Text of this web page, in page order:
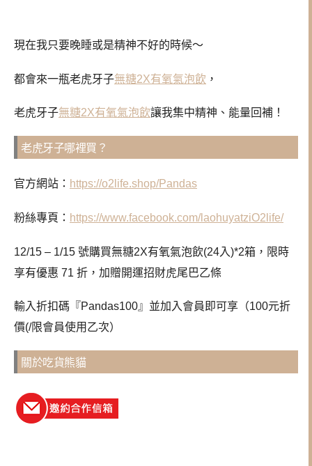
現在我只要晚睡或是精神不好的時候～
都會來一瓶老虎牙子無糖2X有氧氣泡飲 ，
老虎牙子無糖2X有氧氣泡飲讓我集中精神、能量回補！
老虎牙子哪裡買？
官方網站： https://o2life.shop/Pandas
粉絲專頁： https://www.facebook.com/laohuyatziO2life/
12/15 – 1/15 號購買無糖2X有氧氣泡飲(24入)*2箱，限時
享有優惠 71 折，加贈開運招財虎尾巴乙條
輸入折扣碼『Pandas100』並加入會員即可享（100元折
價(/限會員使用乙次）
關於吃貨熊貓